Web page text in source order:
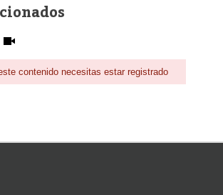
contenido necesitas estar registrado